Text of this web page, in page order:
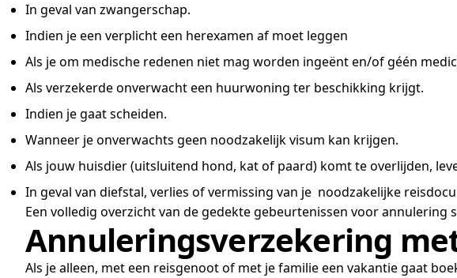
In geval van zwangerschap.
Indien je een verplicht een herexamen af moet leggen
Als je om medische redenen niet mag worden ingeënt en/of géén
Als verzekerde onverwacht een huurwoning ter beschikking krijgt.
Indien je gaat scheiden.
Wanneer je onverwachts geen noodzakelijk visum kan krijgen.
Als jouw huisdier (uitsluitend hond, kat of paard) komt te overlijden,
In geval van diefstal, verlies of vermissing van je noodzakelijke
Een volledig overzicht van de gedekte gebeurtenissen voor annulering
Annuleringsverzekering
Als je alleen, met een reisgenoot of met je familie een vakantie gaat